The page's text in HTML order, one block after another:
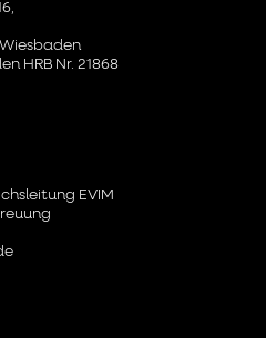
HRB Nr. 21868
EVIM